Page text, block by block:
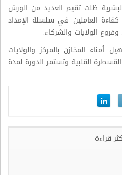
البشرية ظلت تقيم العديد من الورش
كفاءة العاملين في سلسلة الإمداد
الولايات والشركاء.
المخازن بالمركز والولايات
القلبية وتستمر الدورة لمدة
قراءة